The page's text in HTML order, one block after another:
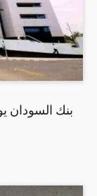
بنك السودان